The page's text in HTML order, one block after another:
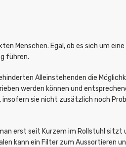
Menschen. Egal, ob es sich um eine
führen.
Alleinstehenden die
werden können und
sie nicht zusätzlich noch
erst seit Kurzem im Rollstuhl sitzt
kann ein Filter zum Aussortieren